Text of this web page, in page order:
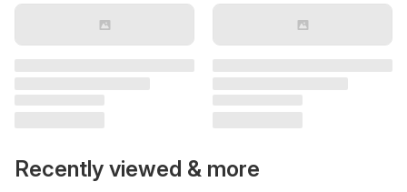
Recently viewed & more